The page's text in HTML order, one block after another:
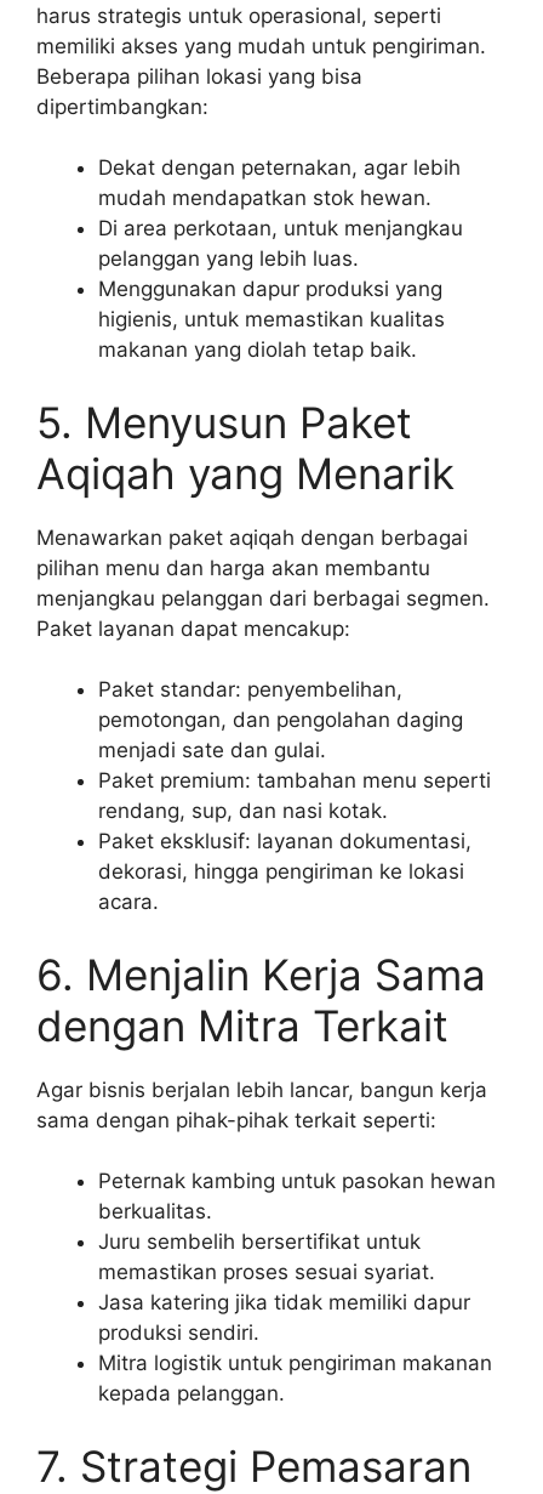
harus strategis untuk operasional, seperti
memiliki akses yang mudah untuk pengiriman.
Beberapa pilihan lokasi yang bisa
dipertimbangkan:
Dekat dengan peternakan, agar lebih
mudah mendapatkan stok hewan.
Di area perkotaan, untuk menjangkau
pelanggan yang lebih luas.
Menggunakan dapur produksi yang
higienis, untuk memastikan kualitas
makanan yang diolah tetap baik.
5. Menyusun Paket
Aqiqah yang Menarik
Menawarkan paket aqiqah dengan berbagai
pilihan menu dan harga akan membantu
menjangkau pelanggan dari berbagai segmen.
Paket layanan dapat mencakup:
Paket standar: penyembelihan,
pemotongan, dan pengolahan daging
menjadi sate dan gulai.
Paket premium: tambahan menu seperti
rendang, sup, dan nasi kotak.
Paket eksklusif: layanan dokumentasi,
dekorasi, hingga pengiriman ke lokasi
acara.
6. Menjalin Kerja Sama
dengan Mitra Terkait
Agar bisnis berjalan lebih lancar, bangun kerja
sama dengan pihak-pihak terkait seperti:
Peternak kambing untuk pasokan hewan
berkualitas.
Juru sembelih bersertifikat untuk
memastikan proses sesuai syariat.
Jasa katering jika tidak memiliki dapur
produksi sendiri.
Mitra logistik untuk pengiriman makanan
kepada pelanggan.
7. Strategi Pemasaran